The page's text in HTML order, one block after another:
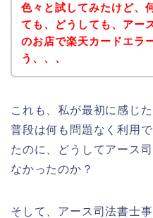
色々と試してみたけど、
ても、どうしても、アー
のお店で楽天カードエラ
う、、、
これも、私が最初に感じ
普段は何も問題なく利用
たのに、どうしてアース
なかったのか？
そして、アース司法書士